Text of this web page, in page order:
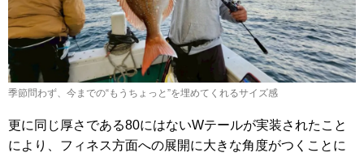
季節問わず、今までの“もうちょっと”を埋めてくれるサイズ感
更に同じ厚さである80にはないWテールが実装されたこと
により、フィネス方面への展開に大きな角度がつくことに